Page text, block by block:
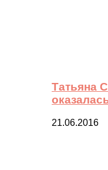
Татьяна
21.06.2016